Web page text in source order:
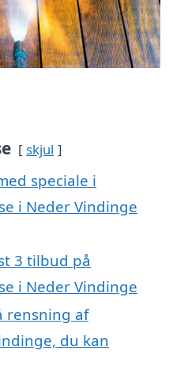
skjul
speciale i
i Neder Vindinge
3 tilbud på
i Neder Vindinge
rensning af
du kan